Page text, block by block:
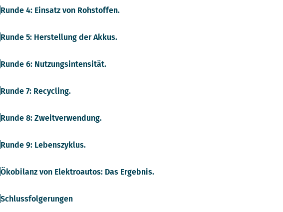
Runde 4: Einsatz von Rohstoffen.
Runde 5: Herstellung der Akkus.
Runde 6: Nutzungsintensität.
Runde 7: Recycling.
Runde 8: Zweitverwendung.
Runde 9: Lebenszyklus.
Ökobilanz von Elektroautos: Das Ergebnis.
Schlussfolgerungen